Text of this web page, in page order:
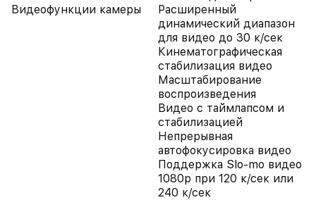
Видеофункции камеры
Расширенный
динамический диапазон
для видео до 30 к/сек
Кинематографическая
стабилизация видео
Масштабирование
воспроизведения
Видео с таймлапсом и
стабилизацией
Непрерывная
автофокусировка видео
Поддержка Slo-mo видео
1080p при 120 к/сек или
240 к/сек